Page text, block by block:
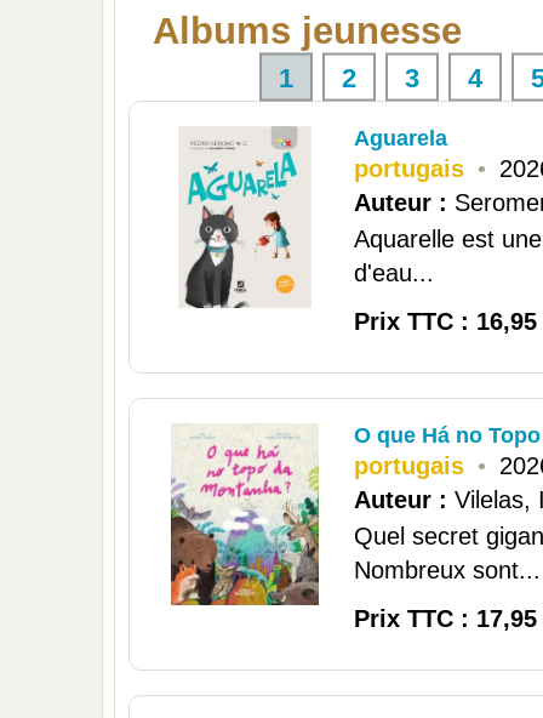
Albums jeunesse
1 2 3 4
Aguarela
portugais •
Auteur :
Aquarelle est
d'eau...
Prix TTC : 16,95
O que Há no
portugais •
Auteur : Vilelas,
Quel secret
Nombreux sont...
Prix TTC : 17,95